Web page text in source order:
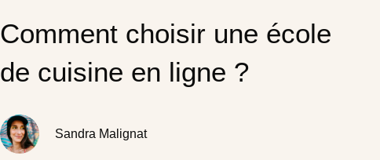
Comment choisir une école
de cuisine en ligne ?
Sandra Malignat